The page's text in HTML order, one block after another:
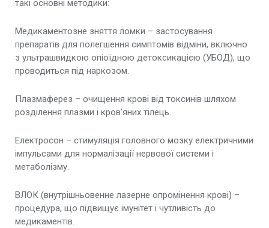
такі основні методики:
Медикаментозне зняття ломки – застосування
препаратів для полегшення симптомів відміни, включно
з ультрашвидкою опіоїдною детоксикацією (УБОД), що
проводиться під наркозом.
Плазмаферез – очищення крові від токсинів шляхом
розділення плазми і кров’яних тілець.
Електросон – стимуляція головного мозку електричними
імпульсами для нормалізації нервової системи і
метаболізму.
ВЛОК (внутрішньовенне лазерне опромінення крові) –
процедура, що підвищує імунітет і чутливість до
медикаментів.